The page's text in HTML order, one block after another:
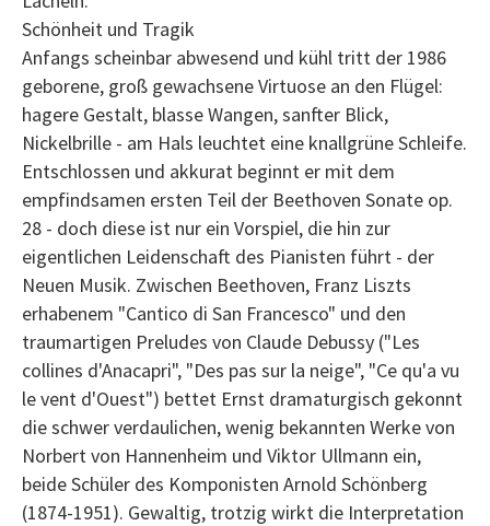
Schönheit und Tragik
Anfangs scheinbar abwesend und kühl tritt der 1986
geborene, groß gewachsene Virtuose an den Flügel:
hagere Gestalt, blasse Wangen, sanfter Blick,
Nickelbrille - am Hals leuchtet eine knallgrüne Schleife.
Entschlossen und akkurat beginnt er mit dem
empfindsamen ersten Teil der Beethoven Sonate op.
28 - doch diese ist nur ein Vorspiel, die hin zur
eigentlichen Leidenschaft des Pianisten führt - der
Neuen Musik. Zwischen Beethoven, Franz Liszts
erhabenem "Cantico di San Francesco" und den
traumartigen Preludes von Claude Debussy ("Les
collines d'Anacapri", "Des pas sur la neige", "Ce qu'a vu
le vent d'Ouest") bettet Ernst dramaturgisch gekonnt
die schwer verdaulichen, wenig bekannten Werke von
Norbert von Hannenheim und Viktor Ullmann ein,
beide Schüler des Komponisten Arnold Schönberg
(1874-1951). Gewaltig, trotzig wirkt die Interpretation